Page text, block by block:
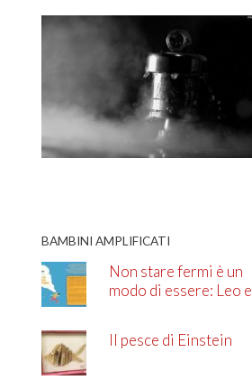
BAMBINI AMPLIFICATI
Non stare fermi è un
modo di essere: Leo e
Il pesce di Einstein